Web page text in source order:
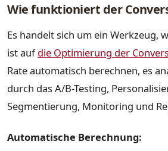
Wie funktioniert der
Es handelt sich um ein Werkzeug,
ist aufdie Optimierung der
Rate automatisch berechnen, es
durch das A/B-Testing,
Segmentierung, Monitoring und
Automatische Berechnung: